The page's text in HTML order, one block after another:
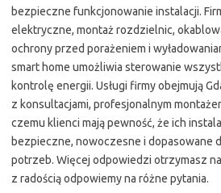
bezpieczne funkcjonowanie instalacji.
elektryczne, montaż rozdzielnic,
ochrony przed porażeniem i
smart home umożliwia sterowanie
kontrolę energii. Usługi firmy obejmują
z konsultacjami, profesjonalnym
czemu klienci mają pewność, że ich
bezpieczne, nowoczesne i dopasowane
potrzeb. Więcej odpowiedzi otrzymasz
z radością odpowiemy na różne pytania.